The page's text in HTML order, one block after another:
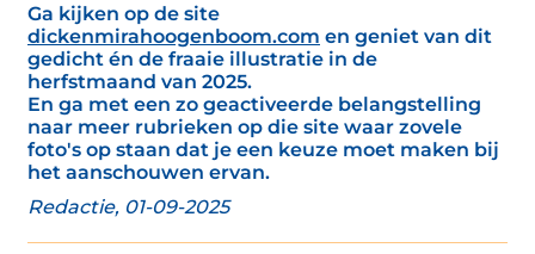
Ga kijken op de site
dickenmirahoogenboom.com en geniet van dit
gedicht én de fraaie illustratie in de
herfstmaand van 2025.
En ga met een zo geactiveerde belangstelling
naar meer rubrieken op die site waar zovele
foto's op staan dat je een keuze moet maken bij
het aanschouwen ervan.
Redactie, 01-09-2025